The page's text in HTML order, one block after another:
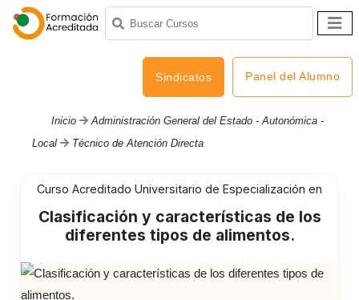
Sindicatos Panel del Alumno
Inicio
Administración General del Estado - Autonómica -
Local
Técnico de Atención Directa
Curso Acreditado Universitario de Especialización en
Clasificación y características de los
diferentes tipos de alimentos.